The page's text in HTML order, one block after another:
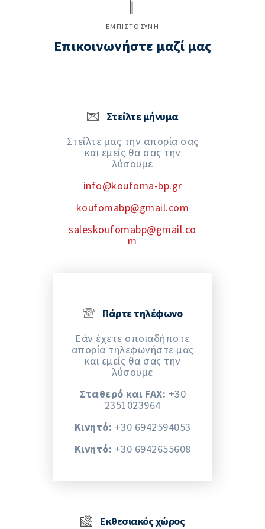
ΕΜΠΙΣΤΟΣΥΝΗ
Επικοινωνήστε μαζί μας
Στείλτε μήνυμα
Στείλτε μας την απορία σας
και εμείς θα σας την
λύσουμε
info@koufoma-bp.gr
koufomabp@gmail.com
saleskoufomabp@gmail.co
m
Πάρτε τηλέφωνο
Εάν έχετε οποιαδήποτε
απορία τηλεφωνήστε μας
και εμείς θα σας την
λύσουμε
Σταθερό και FAX: +30
2351023964
Κινητό: +30 6942594053
Kινητό: +30 6942655608
Εκθεσιακός χώρος